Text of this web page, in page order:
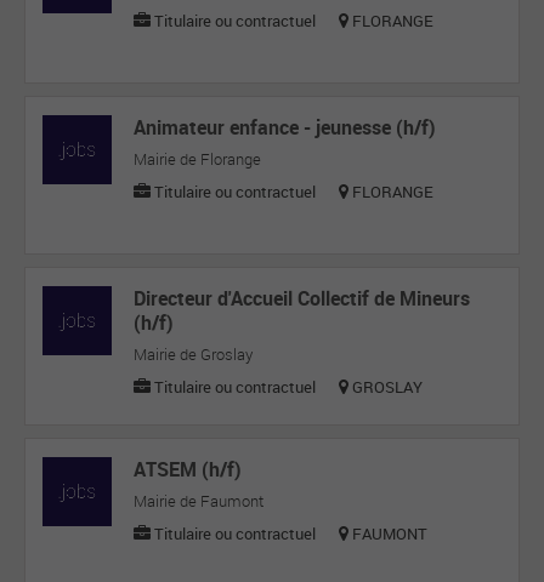
Titulaire ou contractuel
FLORANGE
Animateur enfance - jeunesse (h/f)
Mairie de Florange
Titulaire ou contractuel
FLORANGE
Directeur d'Accueil Collectif de Mineurs
(h/f)
Mairie de Groslay
Titulaire ou contractuel
GROSLAY
ATSEM (h/f)
Mairie de Faumont
Titulaire ou contractuel
FAUMONT